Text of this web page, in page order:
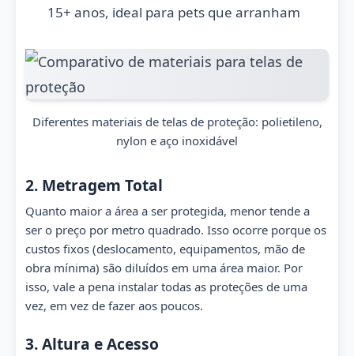
15+ anos, ideal para pets que arranham
Diferentes materiais de telas de proteção: polietileno,
nylon e aço inoxidável
2. Metragem Total
Quanto maior a área a ser protegida, menor tende a
ser o preço por metro quadrado. Isso ocorre porque os
custos fixos (deslocamento, equipamentos, mão de
obra mínima) são diluídos em uma área maior. Por
isso, vale a pena instalar todas as proteções de uma
vez, em vez de fazer aos poucos.
3. Altura e Acesso